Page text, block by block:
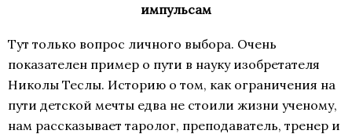
импульсам
Тут только вопрос личного выбора. Очень
показателен пример о пути в науку изобретателя
Николы Теслы. Историю о том, как ограничения на
пути детской мечты едва не стоили жизни ученому,
нам рассказывает таролог, преподаватель, тренер и